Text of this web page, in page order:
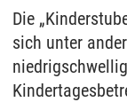
Die
sich unter